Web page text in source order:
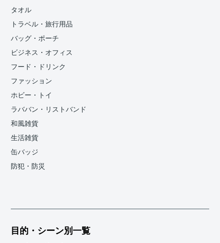
タオル
トラベル・旅行用品
バッグ・ポーチ
ビジネス・オフィス
フード・ドリンク
ファッション
ホビー・トイ
ラババン・リストバンド
和風雑貨
生活雑貨
缶バッジ
防犯・防災
目的・シーン別一覧